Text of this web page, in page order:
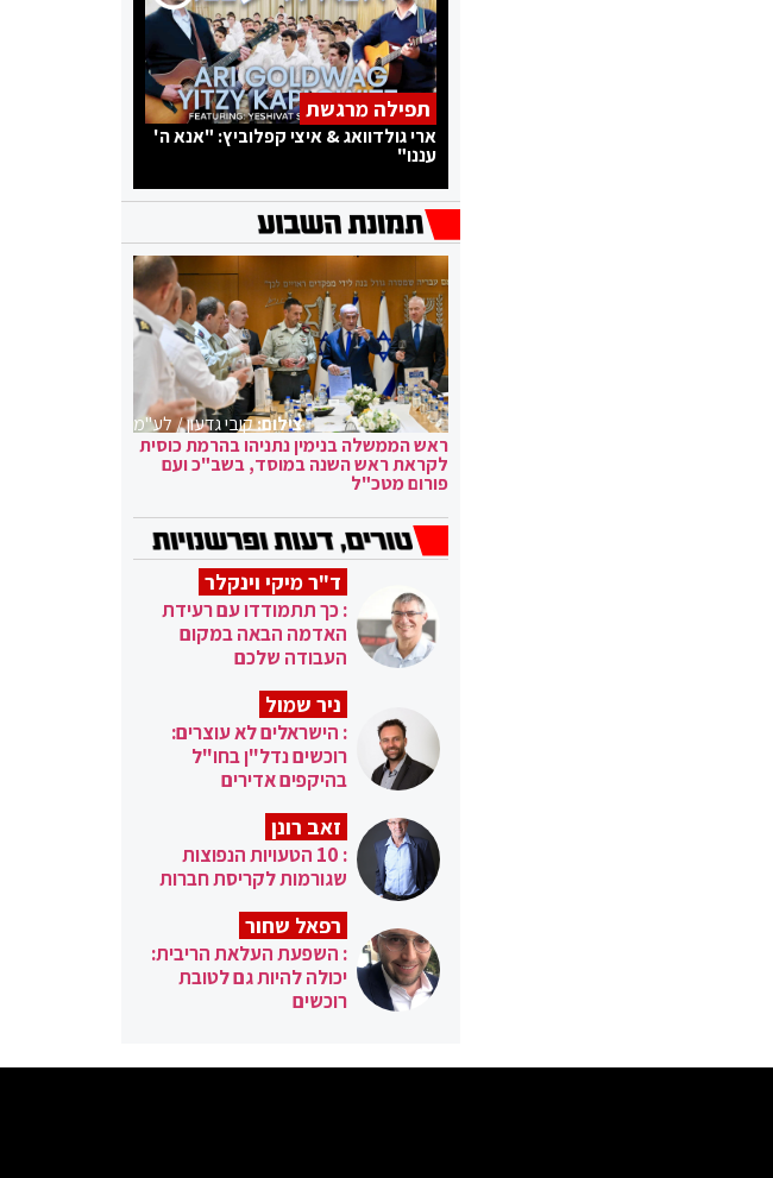
תפילה מרגשת
ארי גולדוואג & איצי קפלוביץ: "אנא ה'
עננו"
צילום:קובי גדעון / לע"מ
ראש הממשלה בנימין נתניהו בהרמת כוסית
לקראת ראש השנה במוסד, בשב"כ ועם
פורום מטכ"ל
ד"ר מיקי וינקלר
: כך תתמודדו עם רעידת
האדמה הבאה במקום
העבודה שלכם
ניר שמול
: הישראלים לא עוצרים:
רוכשים נדל"ן בחו"ל
בהיקפים אדירים
זאב רונן
: 10 הטעויות הנפוצות
שגורמות לקריסת חברות
רפאל שחור
: השפעת העלאת הריבית:
יכולה להיות גם לטובת
רוכשים